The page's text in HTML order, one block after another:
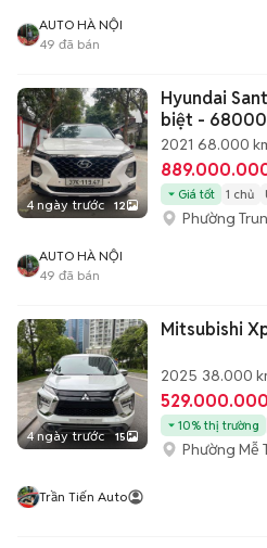
AUTO HÀ NỘI
49 đã bán
4 ngày trước 12
Hyundai
biệt -
2021 68.000
Giá tốt 1 chủ
Phường
AUTO HÀ NỘI
49 đã bán
4 ngày trước 15
Mitsubishi
2025 38.000
10% thị trường
Phường Mễ
Trần Tiến Auto